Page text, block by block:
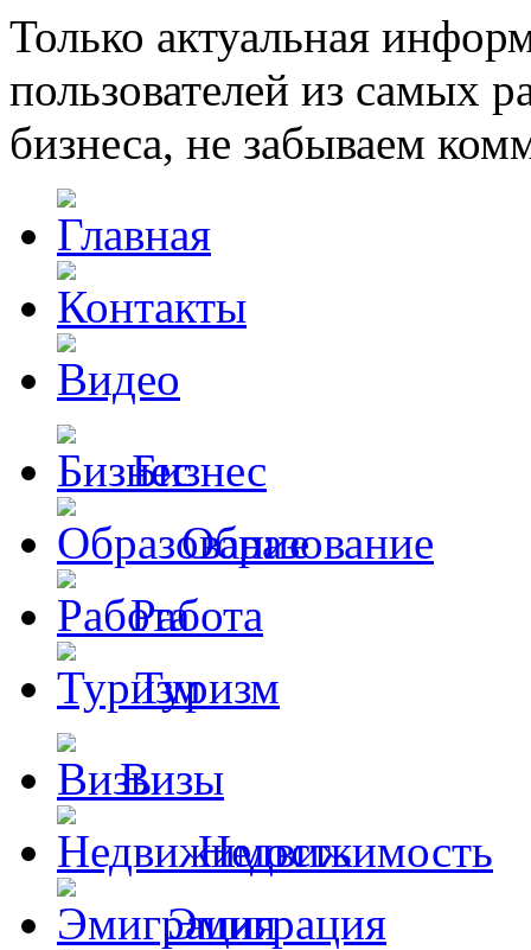
Только актуальная
пользователей из самых
бизнеса, не забываем
Бизнес
Образование
Работа
Туризм
Визы
Недвижимость
Эмиграция